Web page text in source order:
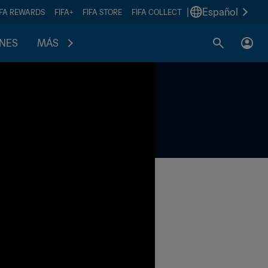
REWARDS FIFA+ FIFA STORE FIFA COLLECT Español
MÁS